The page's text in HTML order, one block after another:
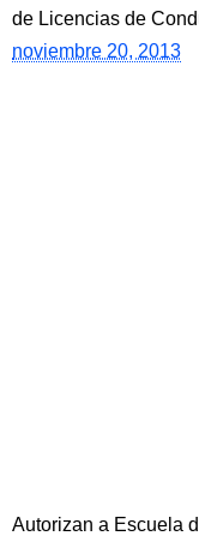
de Licencias de
noviembre 20, 2013
Autorizan a Escuela